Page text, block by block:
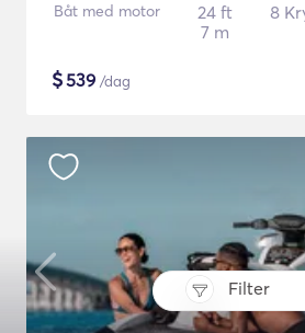
Filter
Båt med motor
24 ft
7 m
8
$539 /dag